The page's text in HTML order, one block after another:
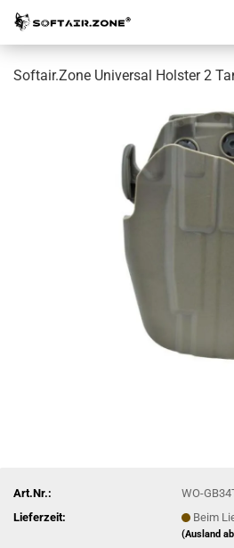
Softair.Zone Universal Holster 2
Art.Nr.:
WO-
Lieferzeit:
Beim
(Ausland